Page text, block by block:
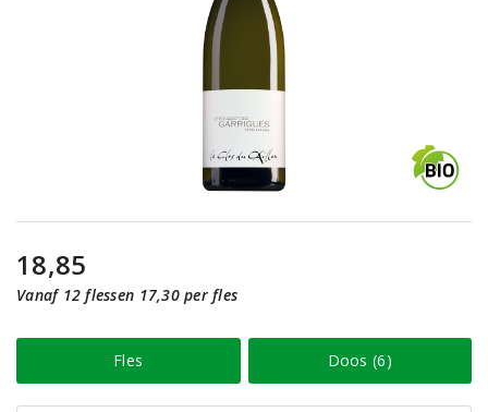
18,85
Vanaf 12 flessen 17,30 per fles
Fles Doos (6)